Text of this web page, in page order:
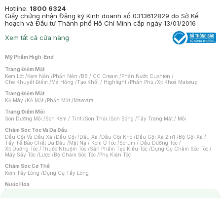
Hotline: 1800 6324
Giấy chứng nhận Đăng ký Kinh doanh số 0313612829 do Sở Kế
hoạch và Đầu tư Thành phố Hồ Chí Minh cấp ngày 13/01/2016
Xem tất cả cửa hàng
Mỹ Phẩm High-End
Trang Điểm Mặt
Kem Lót /Kem Nền /Phấn Nền /BB / CC Cream /Phấn Nước Cushion /
Che Khuyết Điểm /Má Hồng /Tạo Khối / Highlight /Phấn Phủ /Xịt Khoá Makeup
Trang Điểm Mắt
Kẻ Mày /Kẻ Mắt /Phấn Mắt /Mascara
Trang Điểm Môi
Son Dưỡng Môi /Son Kem / Tint /Son Thỏi /Son Bóng /Tẩy Trang Mắt / Môi
Chăm Sóc Tóc Và Da Đầu
Dầu Gội Và Dầu Xả /Dầu Gội /Dầu Xả /Dầu Gội Khô /Dầu Gội Xả 2in1 /Bộ Gội Xả /
Tẩy Tế Bào Chết Da Đầu /Mặt Nạ / Kem Ủ Tóc /Serum / Dầu Dưỡng Tóc /
Xịt Dưỡng Tóc /Thuốc Nhuộm Tóc /Sản Phẩm Tạo Kiểu Tóc /Dụng Cụ Chăm Sóc Tóc /
Máy Sấy Tóc /Lược /Bộ Chăm Sóc Tóc /Phụ Kiện Tóc
Chăm Sóc Cơ Thể
Kem Tẩy Lông /Dụng Cụ Tẩy Lông
Nước Hoa
Nước Hoa Nữ